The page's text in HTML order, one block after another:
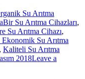
Su Arıtma
Su Arıtma Cihazları,
Su Arıtma Cihazı,
Su Arıtma
, Kaliteli Su Arıtma
2018Leave a